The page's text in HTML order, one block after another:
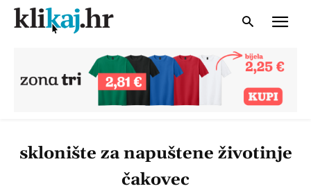
sklonište za napuštene životinje
čakovec